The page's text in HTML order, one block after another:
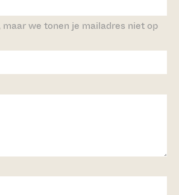
we tonen je mailadres niet op